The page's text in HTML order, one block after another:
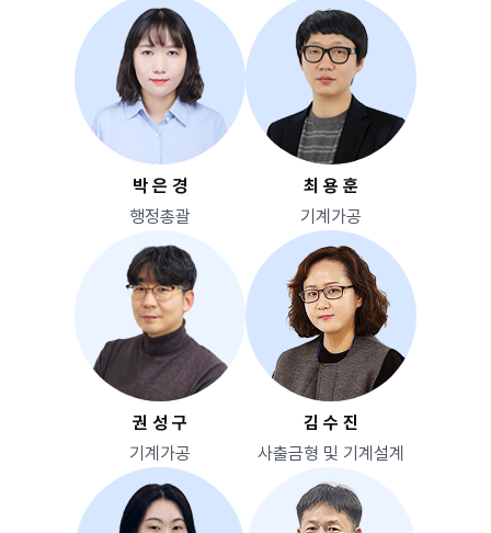
박 은 경
행정총괄
최 용 훈
기계가공
권 성 구
기계가공
김 수 진
사출금형 및 기계설계